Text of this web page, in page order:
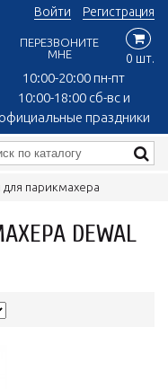
10:00-20:00 пн-пт
10:00-18:00 сб-вс и
официальные праздники
Войти Регистрация
ПЕРЕЗВОНИТЕ
МНЕ
0 шт.
для парикмахера
DEWAL